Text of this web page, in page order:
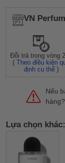
VN
Đỗi trả trong vòng
(Theo điều kiện
định cụ thể )
Nếu
Lựa chọn khác: